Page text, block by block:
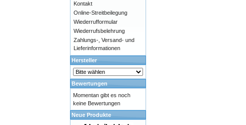
Kontakt
Online-Streitbeilegung
Wiederrufformular
Wiederrufsbelehrung
Zahlungs-, Versand- und
Lieferinformationen
Hersteller
Bewertungen
Momentan gibt es noch
keine Bewertungen
Neue Produkte